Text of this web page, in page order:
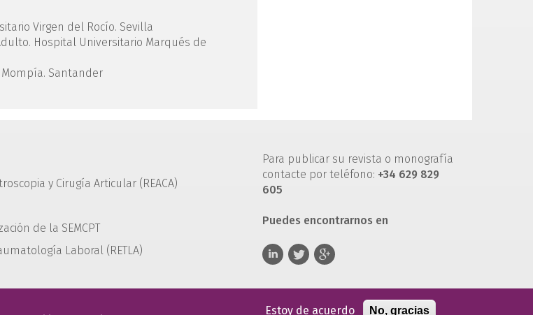
Virgen del Rocío. Sevilla
Hospital Universitario Marqués de
Mompía. Santander
y Cirugía Articular (REACA)
de la SEMCPT
Laboral (RETLA)
Para publicar su revista o monografía
contacte por teléfono: +34 629 829
605
Puedes encontrarnos en
Estoy de acuerdo No, gracias